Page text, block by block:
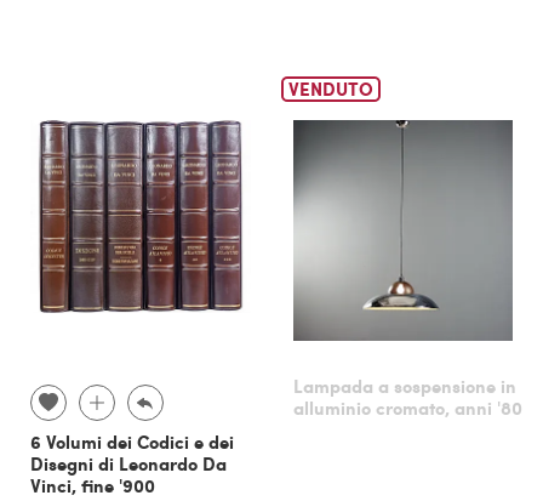
6 Volumi dei Codici e dei
Disegni di Leonardo Da
Vinci, fine '900
VENDUTO
Lampada a sospensione in
alluminio cromato, anni '80